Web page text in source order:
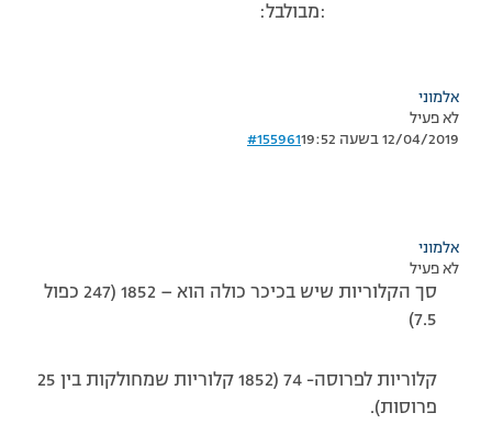
אלמוני
לא פעיל
:מבולבל:
12/04/2019 בשעה 19:52 #155961
אלמוני
לא פעיל
סך הקלוריות שיש בכיכר כולה הוא – 1852 (247 כפול
7.5)
קלוריות לפרוסה- 74 (1852 קלוריות שמחולקות בין 25
פרוסות).